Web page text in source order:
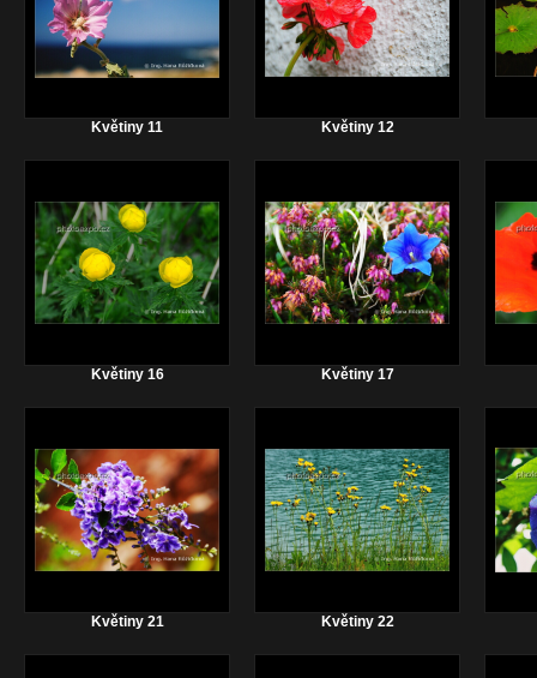
Květiny 11 Květiny 12
Květiny 16 Květiny 17
Květiny 21 Květiny 22